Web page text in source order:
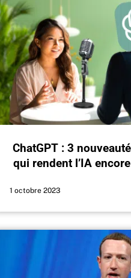
ChatGPT : 3
qui rendent l’IA
1 octobre 2023